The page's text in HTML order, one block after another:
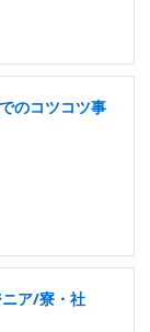
のコツコツ事
ア/寮・社